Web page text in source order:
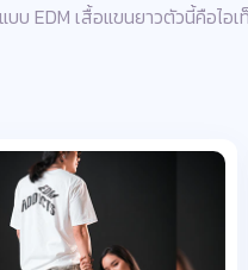
EDM เสื้อแขนยาวตัวนี้คือไอ